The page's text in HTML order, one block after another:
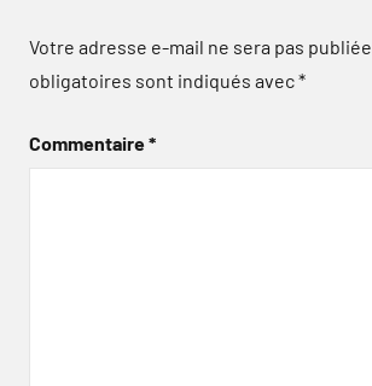
Votre adresse e-mail ne sera pas publiée.
obligatoires sont indiqués avec*
Commentaire*